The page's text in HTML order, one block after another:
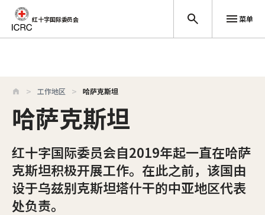
跳至主要内容
红十字国际委员会 菜单
工作地区 哈萨克斯坦
哈萨克斯坦
红十字国际委员会自2019年起一直在哈萨
克斯坦积极开展工作。在此之前，该国由
设于乌兹别克斯坦塔什干的中亚地区代表
处负责。